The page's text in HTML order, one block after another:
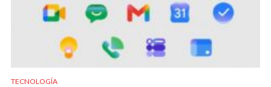
TECNOLOGÍA